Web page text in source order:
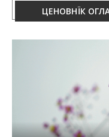
ЦЕНОВНЇК